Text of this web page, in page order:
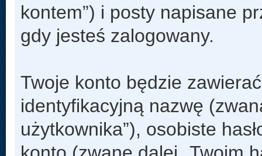
kontem”) i posty napisane
gdy jesteś zalogowany.
Twoje konto będzie
identyfikacyjną nazwę
użytkownika”), osobiste